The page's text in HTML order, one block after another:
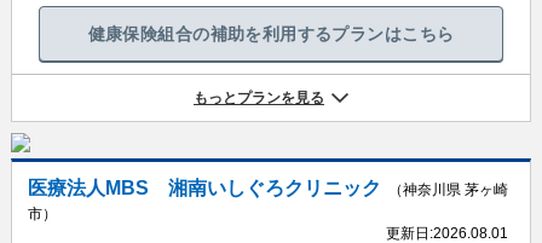
健康保険組合の補助を利用するプランはこちら
もっとプランを見る
医療法人MBS 湘南いしぐろクリニック
（神奈川県 茅ヶ崎
市）
更新日:2026.08.01